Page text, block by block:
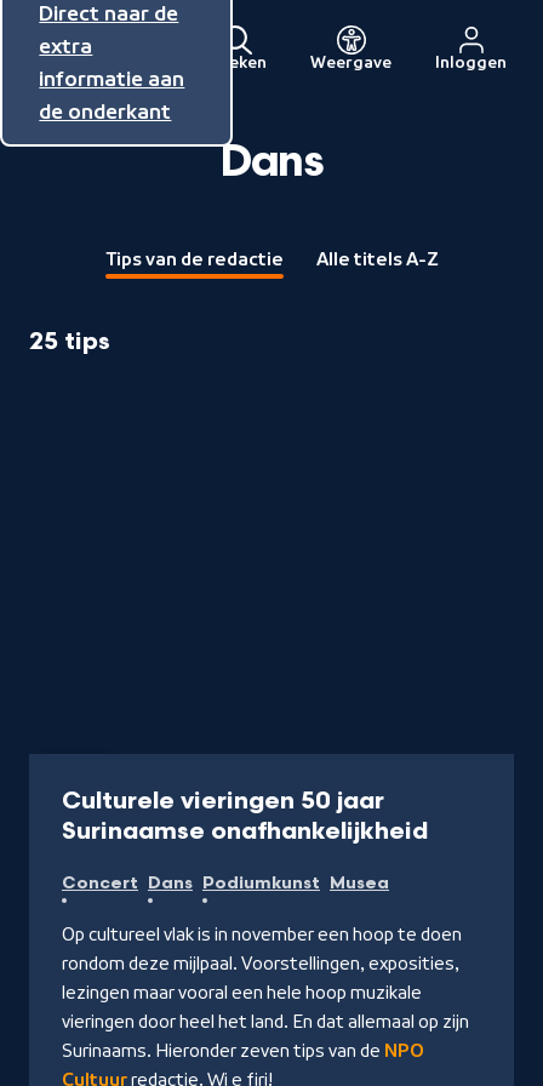
Direct naar de
inhoud
Direct naar de
hoofdnavigatie
Direct naar de
extra
informatie aan
de onderkant
Menu
Naar
de
beginpagina
Zoeken Weergave Inloggen
Dans
Tips van de redactie Alle titels A-Z
25 tips
Culturele vieringen 50 jaar
Surinaamse onafhankelijkheid-
Concert Dans Podiumkunst Musea
Op cultureel vlak is in november een hoop te doen
rondom deze mijlpaal. Voorstellingen, exposities,
lezingen maar vooral een hele hoop muzikale
vieringen door heel het land. En dat allemaal op zijn
Surinaams. Hieronder zeven tips van de NPO
Cultuurredactie. Wi e firi!